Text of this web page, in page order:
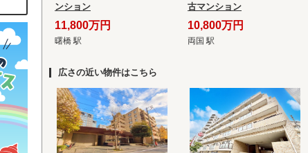
ンション
11,800万円
曙橋 駅
古マンション
10,800万円
両国 駅
広さの近い物件はこちら